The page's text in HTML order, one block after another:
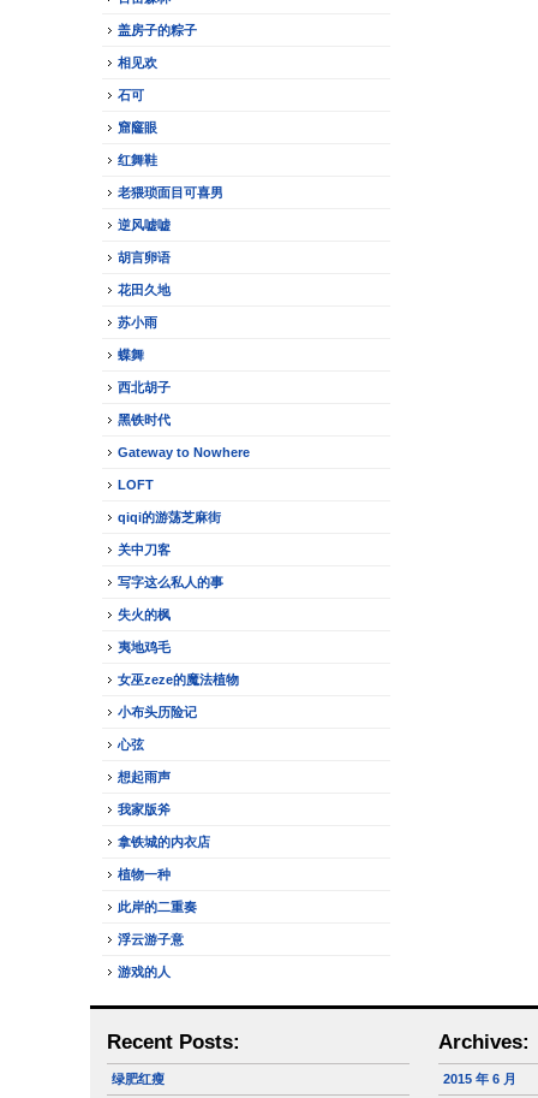
盖房子的粽子
相见欢
石可
窟窿眼
红舞鞋
老猥琐面目可喜男
逆风嘘嘘
胡言卵语
花田久地
苏小雨
蝶舞
西北胡子
黑铁时代
Gateway to Nowhere
LOFT
qiqi的游荡芝麻街
关中刀客
写字这么私人的事
失火的枫
夷地鸡毛
女巫zeze的魔法植物
小布头历险记
心弦
想起雨声
我家版斧
拿铁城的内衣店
植物一种
此岸的二重奏
浮云游子意
游戏的人
Recent Posts:
绿肥红瘦
Archives:
2015 年 6 月